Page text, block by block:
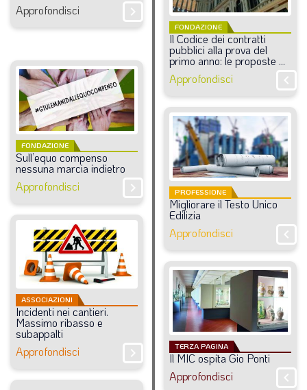
Approfondisci
chevron_right
FONDAZIONE
IlCodicedeicontratti
pubblici alla prova del
primo anno: le proposte ...
Approfondisci
chevron_right
FONDAZIONE
Sull’equocompenso
nessuna marcia indietro
Approfondisci
chevron_right PROFESSIONE
MigliorareilTestoUnico
Edilizia
Approfondisci
chevron_right
ASSOCIAZIONI
Incidentineicantieri.
Massimo ribasso e
subappalti
Approfondisci
chevron_right TERZA PAGINA
IlMICospitaGioPonti
Approfondisci
chevron_right